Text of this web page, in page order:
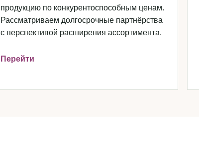
продукцию по конкурентоспособным ценам.
Рассматриваем долгосрочные партнёрства
с перспективой расширения ассортимента.
Перейти